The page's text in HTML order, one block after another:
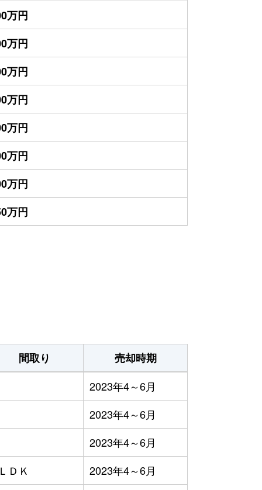
万円
万円
万円
万円
万円
万円
万円
万円
間取り
売却時期
2023年4～6月
2023年4～6月
2023年4～6月
ＤＫ
2023年4～6月